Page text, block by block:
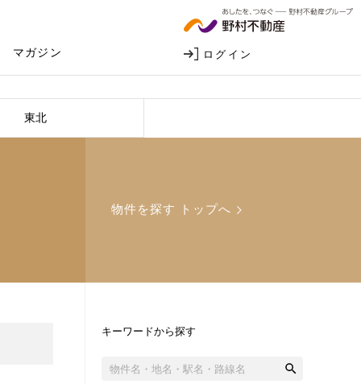
マガジン ログイン
東北
物件を探す トップへ
キーワードから探す